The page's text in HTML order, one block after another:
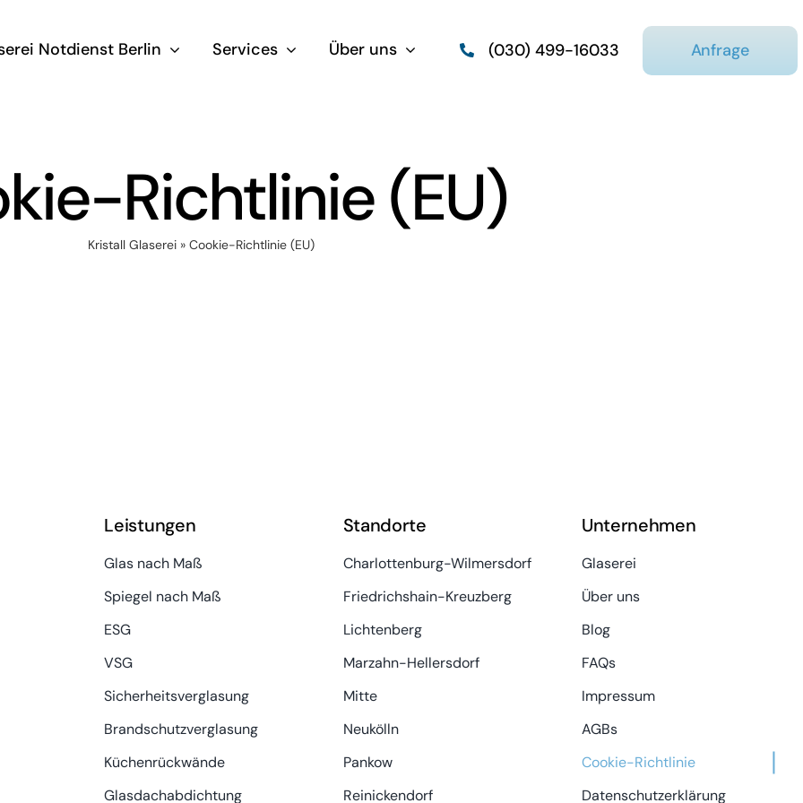
Notdienst Berlin Services Über uns (030) 499-16033 Anfrage
Richtlinie (EU)
Kristall Glaserei» Cookie-Richtlinie (EU)
Leistungen
Glas nach Maß
Spiegel nach Maß
ESG
VSG
Sicherheitsverglasung
Brandschutzverglasung
Küchenrückwände
Glasdachabdichtung
Standorte
Charlottenburg-Wilmersdorf
Friedrichshain-Kreuzberg
Lichtenberg
Marzahn-Hellersdorf
Mitte
Neukölln
Pankow
Reinickendorf
Unternehmen
Glaserei
Über uns
Blog
FAQs
Impressum
AGBs
Cookie-Richtlinie
Datenschutzerklärung